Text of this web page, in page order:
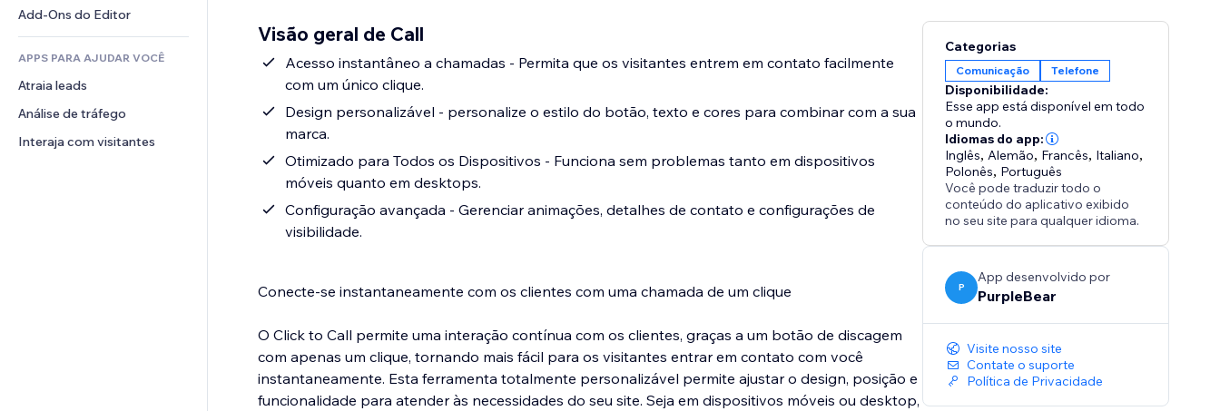
Calculadoras
Busca
Previsão do tempo
Tabelas e gráficos
Comunidade
Avaliações e depoimentos
CRM
Add-Ons do Editor
APPS PARA AJUDAR VOCÊ
Atraia leads
Análise de tráfego
Interaja com visitantes
Visão geral de Call
Acesso instantâneo a chamadas - Permita que os visitantes entrem em contato facilmente
com um único clique.
Design personalizável - personalize o estilo do botão, texto e cores para combinar com a sua
marca.
Otimizado para Todos os Dispositivos - Funciona sem problemas tanto em dispositivos
móveis quanto em desktops.
Configuração avançada - Gerenciar animações, detalhes de contato e configurações de
visibilidade.
Conecte-se instantaneamente com os clientes com uma chamada de um clique
O Click to Call permite uma interação contínua com os clientes, graças a um botão de discagem
com apenas um clique, tornando mais fácil para os visitantes entrar em contato com você
instantaneamente. Esta ferramenta totalmente personalizável permite ajustar o design, posição e
funcionalidade para atender às necessidades do seu site. Seja em dispositivos móveis ou desktop,
Categorias
Comunicação Telefone
Disponibilidade:
Esse app está disponível em todo
o mundo.
Idiomas do app:
Inglês, Alemão, Francês, Italiano,
Polonês, Português
Você pode traduzir todo o
conteúdo do aplicativo exibido
no seu site para qualquer idioma.
P
App desenvolvido por
PurpleBear
Visite nosso site
Contate o suporte
Política de Privacidade